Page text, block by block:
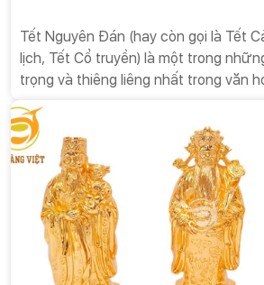
Tết Nguyên Đán (hay còn gọi là Tết
lịch, Tết Cổ truyền) là một trong
trọng và thiêng liêng nhất trong văn
một năm mới theo lịch âm mà còn là
mọi người đoàn tụ, tri ân tổ tiên, và
vọng tốt đẹp cho tương lai.